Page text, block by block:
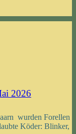
2026
wurden Forellen
Köder: Blinker,